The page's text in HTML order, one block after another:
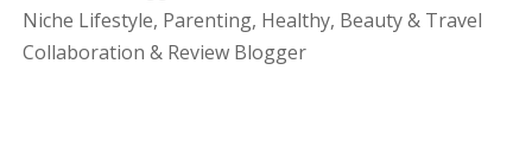
Niche Lifestyle, Parenting, Healthy, Beauty & Travel
Collaboration & Review Blogger